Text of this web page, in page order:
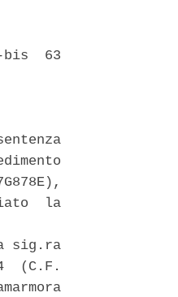
bis  63
la
sig.ra
(C.F.